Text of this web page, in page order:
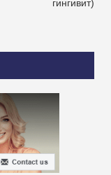
гингивит)